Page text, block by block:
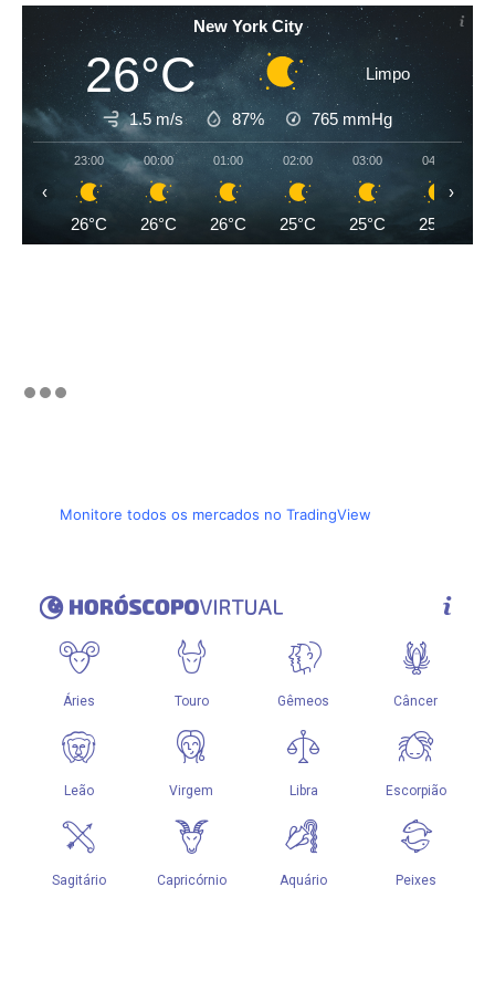
New York City
26°C Limpo
1.5 m/s 87% 765 mmHg
23:00
26°C
00:00
26°C
01:00
26°C
02:00
25°C
03:00
25°C
04:00
25°C
‹ ›
Monitore todos os mercados no TradingView